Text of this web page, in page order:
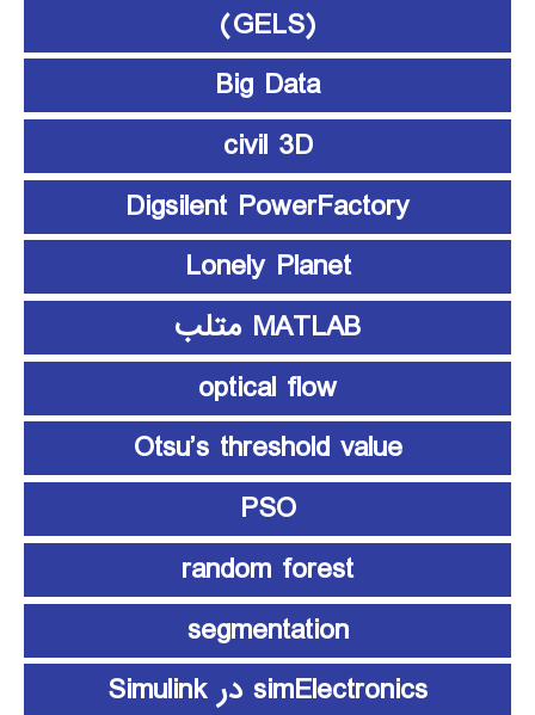
(GELS)
Big Data
civil 3D
Digsilent PowerFactory
Lonely Planet
MATLAB متلب
optical flow
Otsu’s threshold value
PSO
random forest
segmentation
simElectronics در Simulink